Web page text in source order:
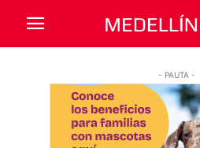
- PAUTA -